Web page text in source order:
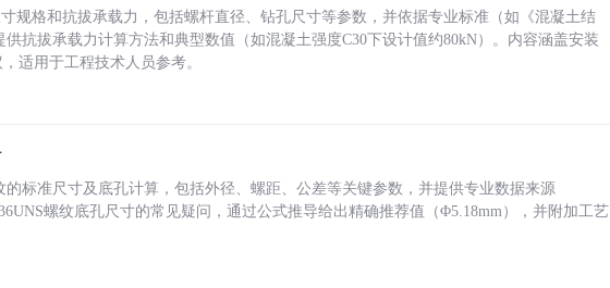
规格和抗拔承载力，包括螺杆直径、钻孔尺寸等参数，并依据专业标准（如《混凝土结
供抗拔承载力计算方法和典型数值（如混凝土强度C30下设计值约80kN）。内容涵盖安装
适用于工程技术人员参考。
的标准尺寸及底孔计算，包括外径、螺距、公差等关键参数，并提供专业数据来源
螺纹底孔尺寸的常见疑问，通过公式推导给出精确推荐值（Φ5.18mm），并附加工艺